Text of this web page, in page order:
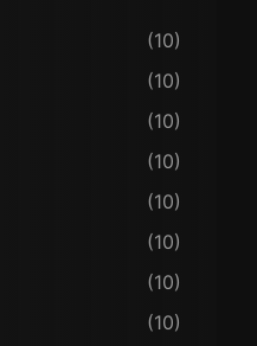
(10)
(10)
(10)
(10)
(10)
(10)
(10)
(10)